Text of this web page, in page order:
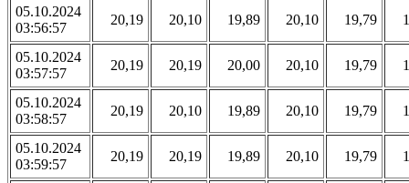
05.10.2024
03:56:57
20,19 20,10 19,89 20,10 19,79
05.10.2024
03:57:57
20,19 20,19 20,00 20,10 19,79
05.10.2024
03:58:57
20,19 20,10 19,89 20,10 19,79
05.10.2024
03:59:57
20,19 20,19 19,89 20,10 19,79